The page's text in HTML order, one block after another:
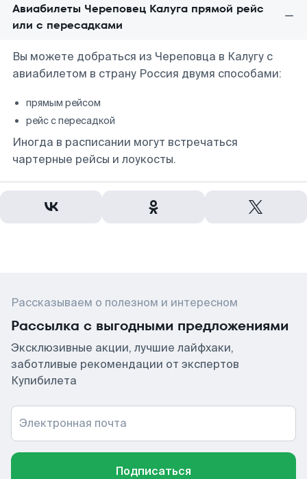
Авиабилеты Череповец Калуга прямой рейс
или с пересадками
Вы можете добраться из Череповца в Калугу с
авиабилетом в страну Россия двумя способами:
прямым рейсом
рейс с пересадкой
Иногда в расписании могут встречаться
чартерные рейсы и лоукосты.
Рассказываем о полезном и интересном
Рассылка с выгодными предложениями
Эксклюзивные акции, лучшие лайфхаки,
заботливые рекомендации от экспертов
Купибилета
Электронная почта
Подписаться